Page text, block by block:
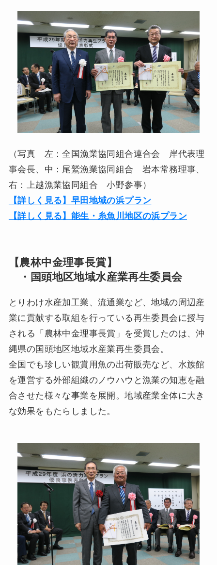
（写真 左：全国漁業協同組合連合会 岸代表理
事会長、中：尾鷲漁業協同組合 岩本常務理事、
右：上越漁業協同組合 小野参事）
【詳しく見る】早田地域の浜プラン
【詳しく見る】能生・糸魚川地区の浜プラン
【農林中金理事長賞】
・国頭地区地域水産業再生委員会
とりわけ水産加工業、流通業など、地域の周辺産
業に貢献する取組を行っている再生委員会に授与
される「農林中金理事長賞」を受賞したのは、沖
縄県の国頭地区地域水産業再生委員会。
全国でも珍しい観賞用魚の出荷販売など、水族館
を運営する外部組織のノウハウと漁業の知恵を融
合させた様々な事業を展開。地域産業全体に大き
な効果をもたらしました。